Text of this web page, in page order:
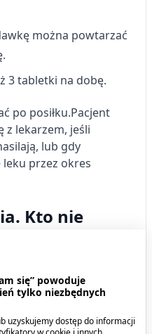
można powtarzać
3 tabletki na dobę.
po posiłku.Pacjent
z lekarzem, jeśli
lub gdy
przez okres
Kto nie
lekuMetafen:
na którykolwiek ze
się” powoduje
tylko niezbędnych
uzyskujemy dostęp do informacji
w cookie i innych